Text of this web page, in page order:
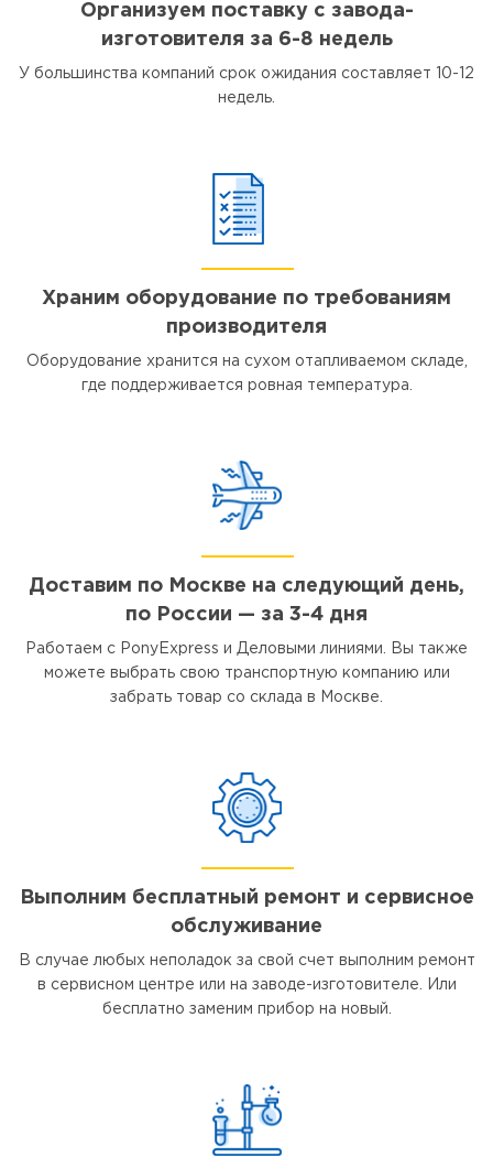
Организуем поставку с завода-
изготовителя за 6-8 недель
У большинства компаний срок ожидания составляет 10-12
недель.
Храним оборудование по требованиям
производителя
Оборудование хранится на сухом отапливаемом складе,
где поддерживается ровная температура.
Доставим по Москве на следующий день,
по России — за 3-4 дня
Работаем с PonyExpress и Деловыми линиями. Вы также
можете выбрать свою транспортную компанию или
забрать товар со склада в Москве.
Выполним бесплатный ремонт и сервисное
обслуживание
В случае любых неполадок за свой счет выполним ремонт
в сервисном центре или на заводе-изготовителе. Или
бесплатно заменим прибор на новый.